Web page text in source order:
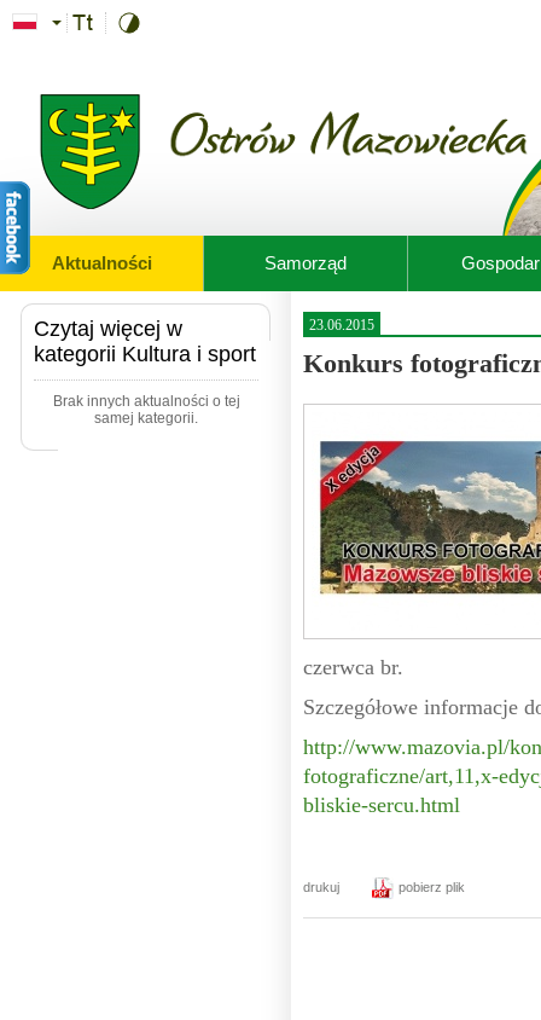
Przejdź do treści
Aktualności Samorząd
Czytaj więcej w
kategorii Kultura i sport
Brak innych aktualności o tej
samej kategorii.
23.06.2015
Konkurs
czerwca br.
Szczegółowe informacje
http://www.mazovia.pl/
fotograficzne/art,11,x-
bliskie-sercu.html
drukuj pobierz plik